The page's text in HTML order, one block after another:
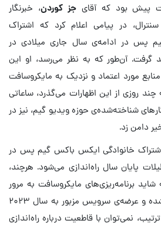
پیش بود که آقای جز کوردن، خبرنگار
در پیامی اعلام کرد که اشتراک
پس در ادامه‌ی سال جاری میلادی در
گرفت. آن‌طور که به نظر می‌رسد، او این
مورد اعتماد و نزدیک به مایکروسافت
روزی از این اظهارات می‌گذرد، ساعاتی
شناخته‌شده‌ی حوزه ویدیو گیم، نیز در
دامن زد.
خانوادگی ایکس باکس گیم پس در
پایان سال راه‌اندازی می‌شود. هرچند،
برنامه‌ریزی‌های مایکروسافت به مرور
زمان دستخوش تغییراتی شده و عرضه‌ی سرویس مزبور به سال ۲۰۲۳
نمی‌توان با قاطعیت درباره راه‌اندازی